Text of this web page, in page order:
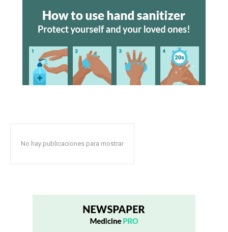
No hay publicaciones para mostrar